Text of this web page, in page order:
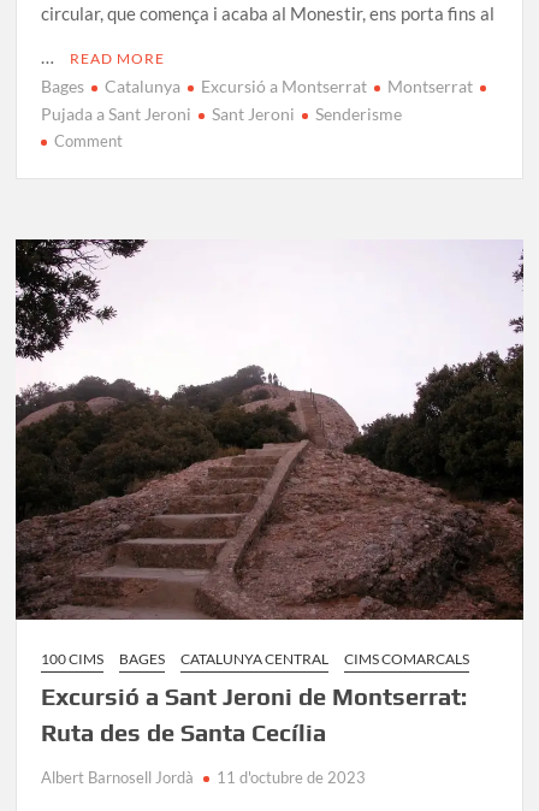
circular, que comença i acaba al Monestir, ens porta fins al
…
READ MORE
Bages Catalunya Excursió a Montserrat
Montserrat
Pujada a Sant Jeroni
Sant Jeroni Senderisme
Commenton
Jeroni
des
del
Monestir
100 CIMS BAGES CATALUNYA CENTRAL CIMS COMARCALS
Excursió a Sant Jeroni de Montserrat:
Ruta des de Santa Cecília
Albert Barnosell Jordà 11 d'octubre de 2023